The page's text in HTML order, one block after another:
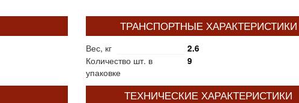
ТРАНСПОРТНЫЕ ХАРАКТЕРИСТИКИ
Вес, кг
2.6
Количество шт. в
упаковке
9
ТЕХНИЧЕСКИЕ ХАРАКТЕРИСТИКИ